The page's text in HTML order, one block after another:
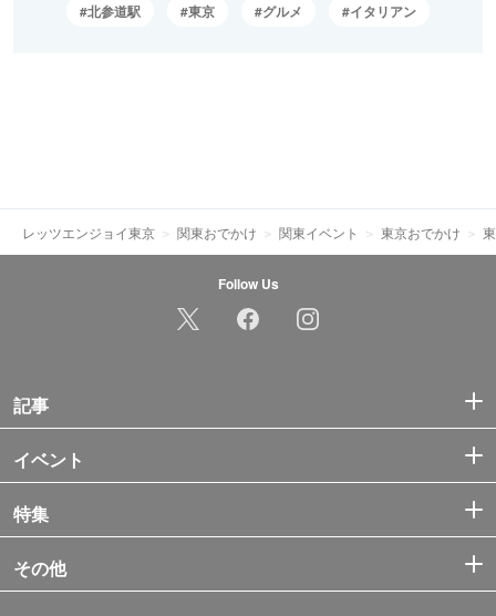
北参道駅 東京 グルメ イタリアン
レッツエンジョイ東京 関東おでかけ 関東イベント 東京おでかけ
Follow Us
記事
イベント
特集
その他